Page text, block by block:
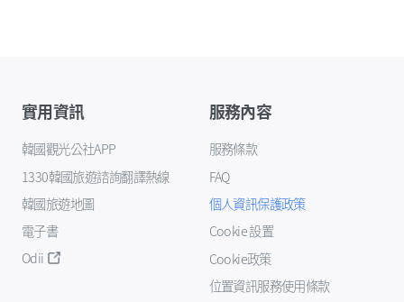
實用資訊
韓國觀光公社APP
1330韓國旅遊諮詢翻譯熱線
韓國旅遊地圖
電子書
Odii
服務內容
服務條款
FAQ
個人資訊保護政策
Cookie 設置
Cookie政策
位置資訊服務使用條款